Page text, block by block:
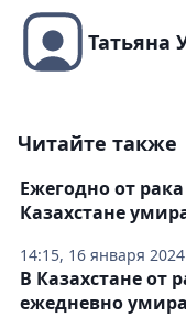
Татьяна
Читайте также
14:15, 16 января 2024
Ежегодно от
Казахстане
В Казахстане от
ежедневно